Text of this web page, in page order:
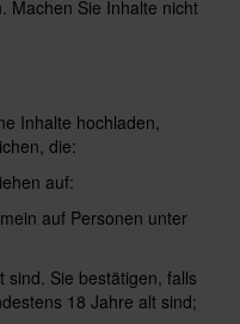
Machen Sie Inhalte nicht
Inhalte hochladen,
die:
auf:
auf Personen unter
sind. Sie bestätigen, falls
18 Jahre alt sind;